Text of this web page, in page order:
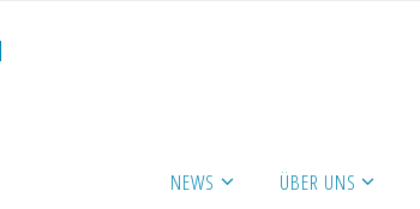
NEWS ÜBER UNS